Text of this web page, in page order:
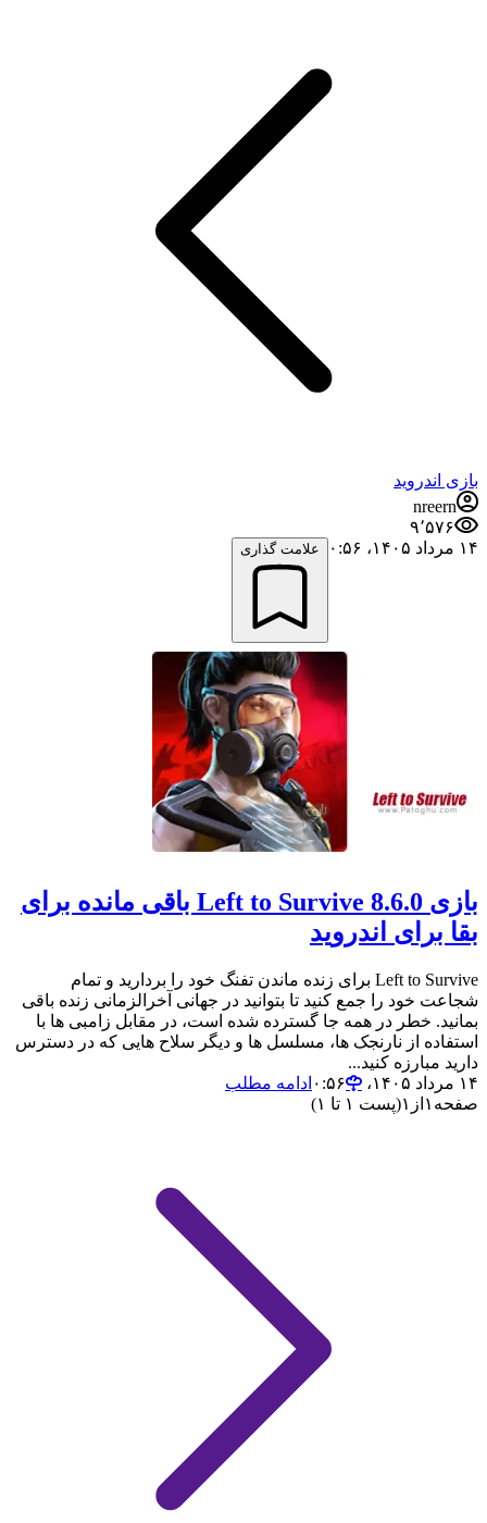
بازی اندروید
nreern
۹٬۵۷۶
۱۴ مرداد ۱۴۰۵،‏ ۰:۵۶
علامت گذاری
بازی Left to Survive 8.6.0 باقی مانده برای
بقا برای اندروید
Left to Survive برای زنده ماندن تفنگ خود را بردارید و تمام
شجاعت خود را جمع کنید تا بتوانید در جهانی آخرالزمانی زنده باقی
بمانید. خطر در همه جا گسترده شده است، در مقابل زامبی ها با
استفاده از نارنجک ها، مسلسل ها و دیگر سلاح هایی که در دسترس
دارید مبارزه کنید...
۱۴ مرداد ۱۴۰۵،‏ ۰:۵۶
ادامه مطلب
صفحه ۱ از ۱(پست ۱ تا ۱)